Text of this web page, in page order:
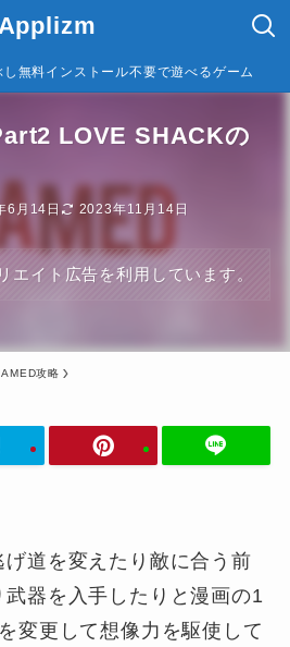
し無料インストール不要で遊べるゲーム
LOVE SHACKの
6月14日 2023年11月14日
エイト広告を利用しています。
攻略
道を変えたり敵に合う前
器を入手したりと漫画の1
変更して想像力を駆使して